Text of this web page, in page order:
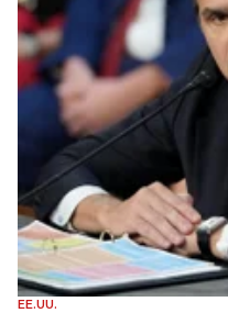
EE.UU.